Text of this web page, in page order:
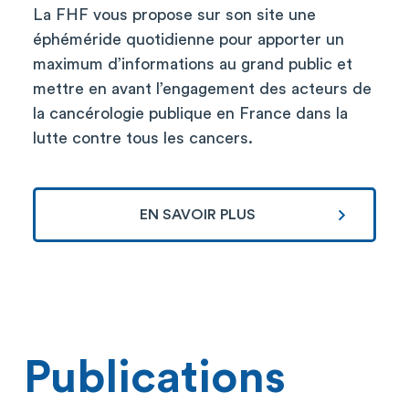
La FHF vous propose sur son site une
éphéméride quotidienne pour apporter un
maximum d’informations au grand public et
mettre en avant l’engagement des acteurs de
la cancérologie publique en France dans la
lutte contre tous les cancers.
EN SAVOIR PLUS
Publications